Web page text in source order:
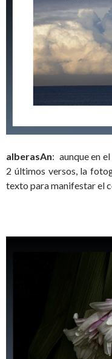
alberasAn: aunque en
2 últimos versos, la
texto para manifestar el